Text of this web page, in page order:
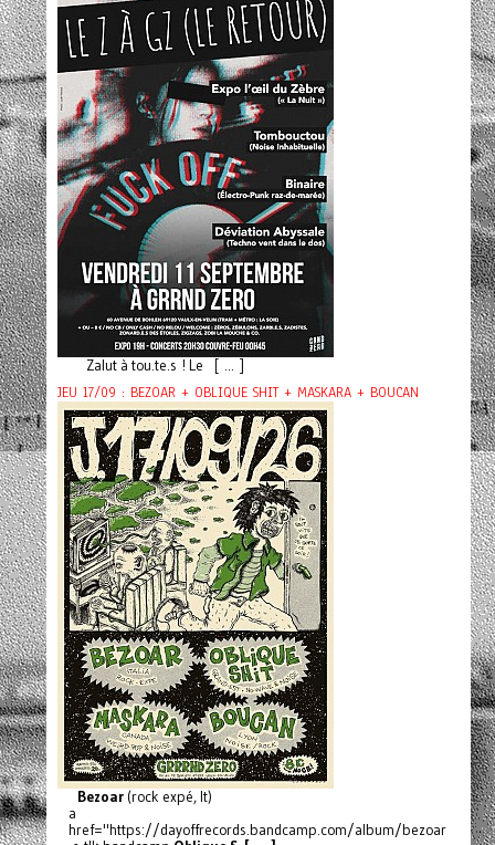
Zalut à tou.te.s ! Le [ ... ]
JEU 17/09 : BEZOAR + OBLIQUE SHIT + MASKARA + BOUCAN
Bezoar(rock expé, It)
a
href="https://dayoffrecords.bandcamp.com/album/bezoar